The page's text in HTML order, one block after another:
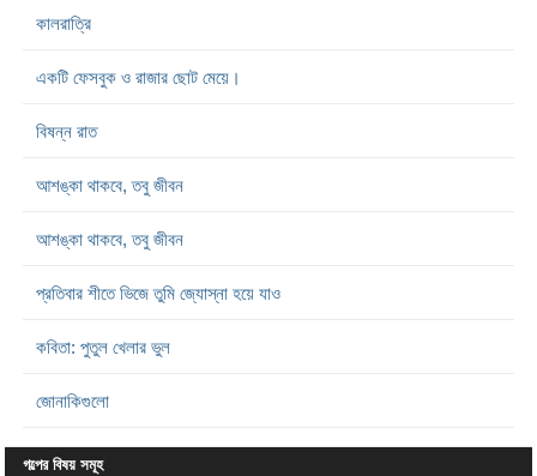
কালরাত্রি
একটি ফেসবুক ও রাজার ছোট মেয়ে।
বিষন্ন রাত
আশঙ্কা থাকবে, তবু জীবন
আশঙ্কা থাকবে, তবু জীবন
প্রতিবার শীতে ভিজে তুমি জ্যোস্না হয়ে যাও
কবিতা: পুতুল খেলার ভুল
জোনাকিগুলো
গল্পের বিষয় সমূহ